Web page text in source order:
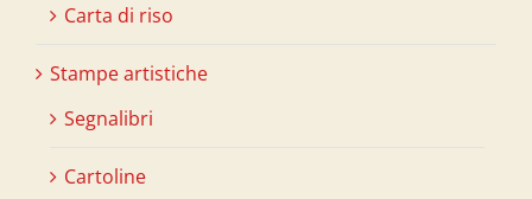
Carta di riso
Stampe artistiche
Segnalibri
Cartoline